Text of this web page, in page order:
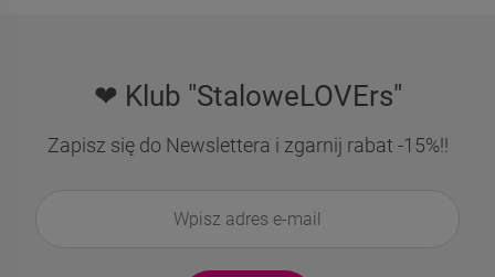
❤ Klub "StaloweLOVErs"
Zapisz się do Newslettera i zgarnij rabat -15%!!